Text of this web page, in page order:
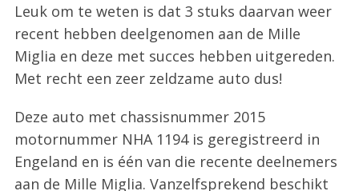
Leuk om te weten is dat 3 stuks daarvan weer
recent hebben deelgenomen aan de Mille
Miglia en deze met succes hebben uitgereden.
Met recht een zeer zeldzame auto dus!
Deze auto met chassisnummer 2015
motornummer NHA 1194 is geregistreerd in
Engeland en is één van die recente deelnemers
aan de Mille Miglia. Vanzelfsprekend beschikt
e
a
r
c
o
r
: